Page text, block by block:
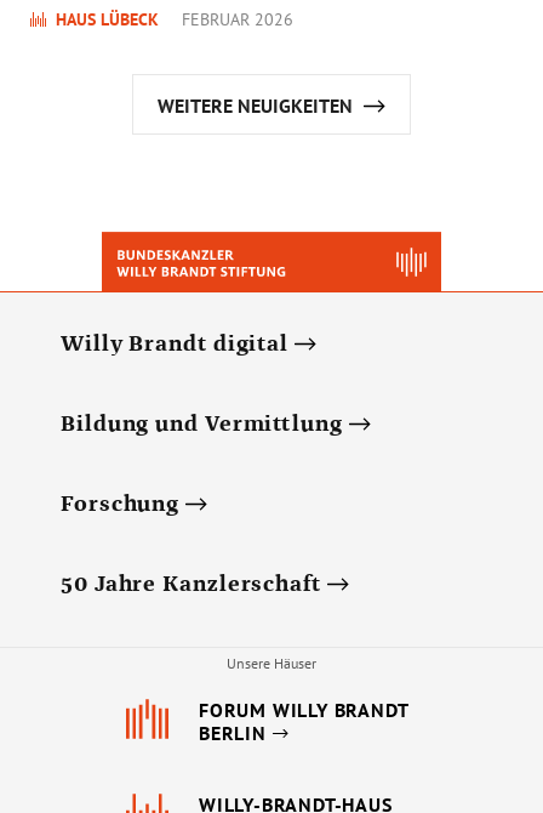
HAUS LÜBECK FEBRUAR 2026
WEITERE NEUIGKEITEN
Willy Brandt digital
Bildung und Vermittlung
Forschung
50 Jahre Kanzlerschaft
Unsere Häuser
FORUM WILLY BRANDT
BERLIN
WILLY-BRANDT-HAUS